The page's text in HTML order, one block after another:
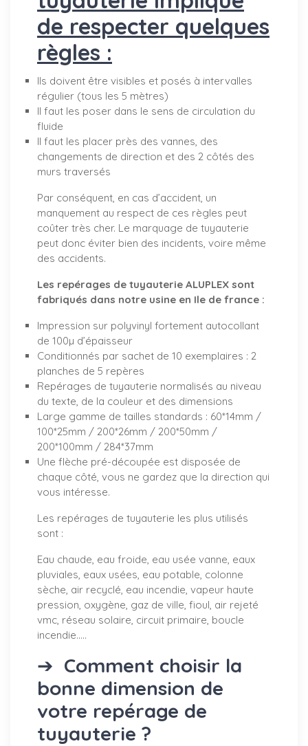
de respecter quelques
règles :
Ils doivent être visibles et posés à intervalles
régulier (tous les 5 mètres)
Il faut les poser dans le sens de circulation du
fluide
Il faut les placer près des vannes, des
changements de direction et des 2 côtés des
murs traversés
Par conséquent, en cas d’accident, un
manquement au respect de ces règles peut
coûter très cher. Le marquage de tuyauterie
peut donc éviter bien des incidents, voire même
des accidents.
Les repérages de tuyauterie ALUPLEX sont
fabriqués dans notre usine en Ile de france :
Impression sur polyvinyl fortement autocollant
de 100µ d’épaisseur
Conditionnés par sachet de 10 exemplaires : 2
planches de 5 repères
Repérages de tuyauterie normalisés au niveau
du texte, de la couleur et des dimensions
Large gamme de tailles standards : 60*14mm /
100*25mm / 200*26mm / 200*50mm /
200*100mm / 284*37mm
Une flèche pré-découpée est disposée de
chaque côté, vous ne gardez que la direction qui
vous intéresse.
Les repérages de tuyauterie les plus utilisés
sont :
Eau chaude, eau froide, eau usée vanne, eaux
pluviales, eaux usées, eau potable, colonne
sèche, air recyclé, eau incendie, vapeur haute
pression, oxygène, gaz de ville, fioul, air rejeté
vmc, réseau solaire, circuit primaire, boucle
incendie.....
➔ Comment choisir la
bonne dimension de
votre repérage de
tuyauterie ?